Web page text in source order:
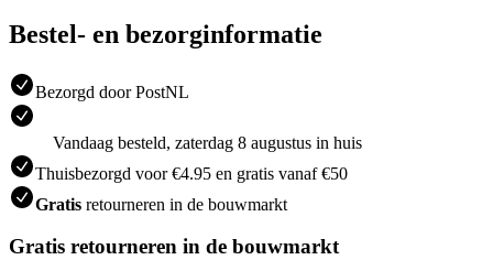
Bestel- en bezorginformatie
Bezorgd door PostNL
Vandaag besteld, zaterdag 8 augustus in huis
Thuisbezorgd voor €4.95 en gratis vanaf €50
Gratis retourneren in de bouwmarkt
Gratis retourneren in de bouwmarkt